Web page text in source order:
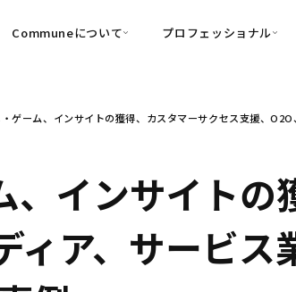
Communeについて
可視化
・Commune Voice
信頼を醸成する信頼起点経営基盤
・Commune CRM（旧：
SuccessHub）
プロフェッショナル
・Customer-
ゲーム、インサイトの獲得、カスタマーサクセス支援、
、インサイト
ィア、サービ